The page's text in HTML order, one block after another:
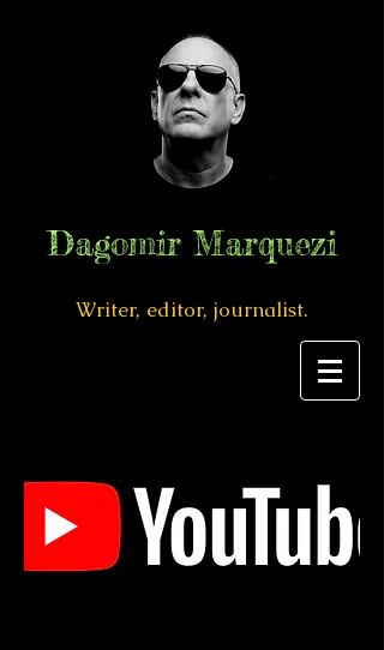
Dagomir Marquezi
Writer, editor, journalist.